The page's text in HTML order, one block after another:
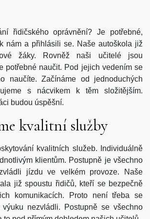
řidičského oprávnění? Je potřebné,
nám a přihlásili se. Naše autoškola již
žáky. Rovněž naši učitelé jsou
potřebné naučit. Pod jejich vedením se
naučíte. Začínáme od jednoduchých
s nácvikem k těm složitějším.
budou úspěšní.
kvalitní služby
kvalitních služeb. Individuálně
klientům. Postupně je všechno
jízdu ve velkém provoze. Naše
již spoustu řidičů, kteří se bezpečně
komunikacích. Proto není třeba se
nezvládli. Postupně se všechno